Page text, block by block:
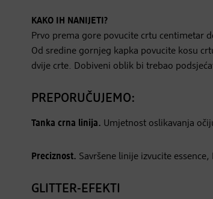
KAKO IH NANIJETI?
Prvo prema gore povucite crtu centimetar
Od sredine gornjeg kapka povucite kosu
dvije crte. Dobiveni oblik bi trebao
PREPORUČUJEMO:
Tanka crna linija. Umjetnost oslikavanja
Preciznost. Savršene linije izvucite
GLITTER-EFEKTI